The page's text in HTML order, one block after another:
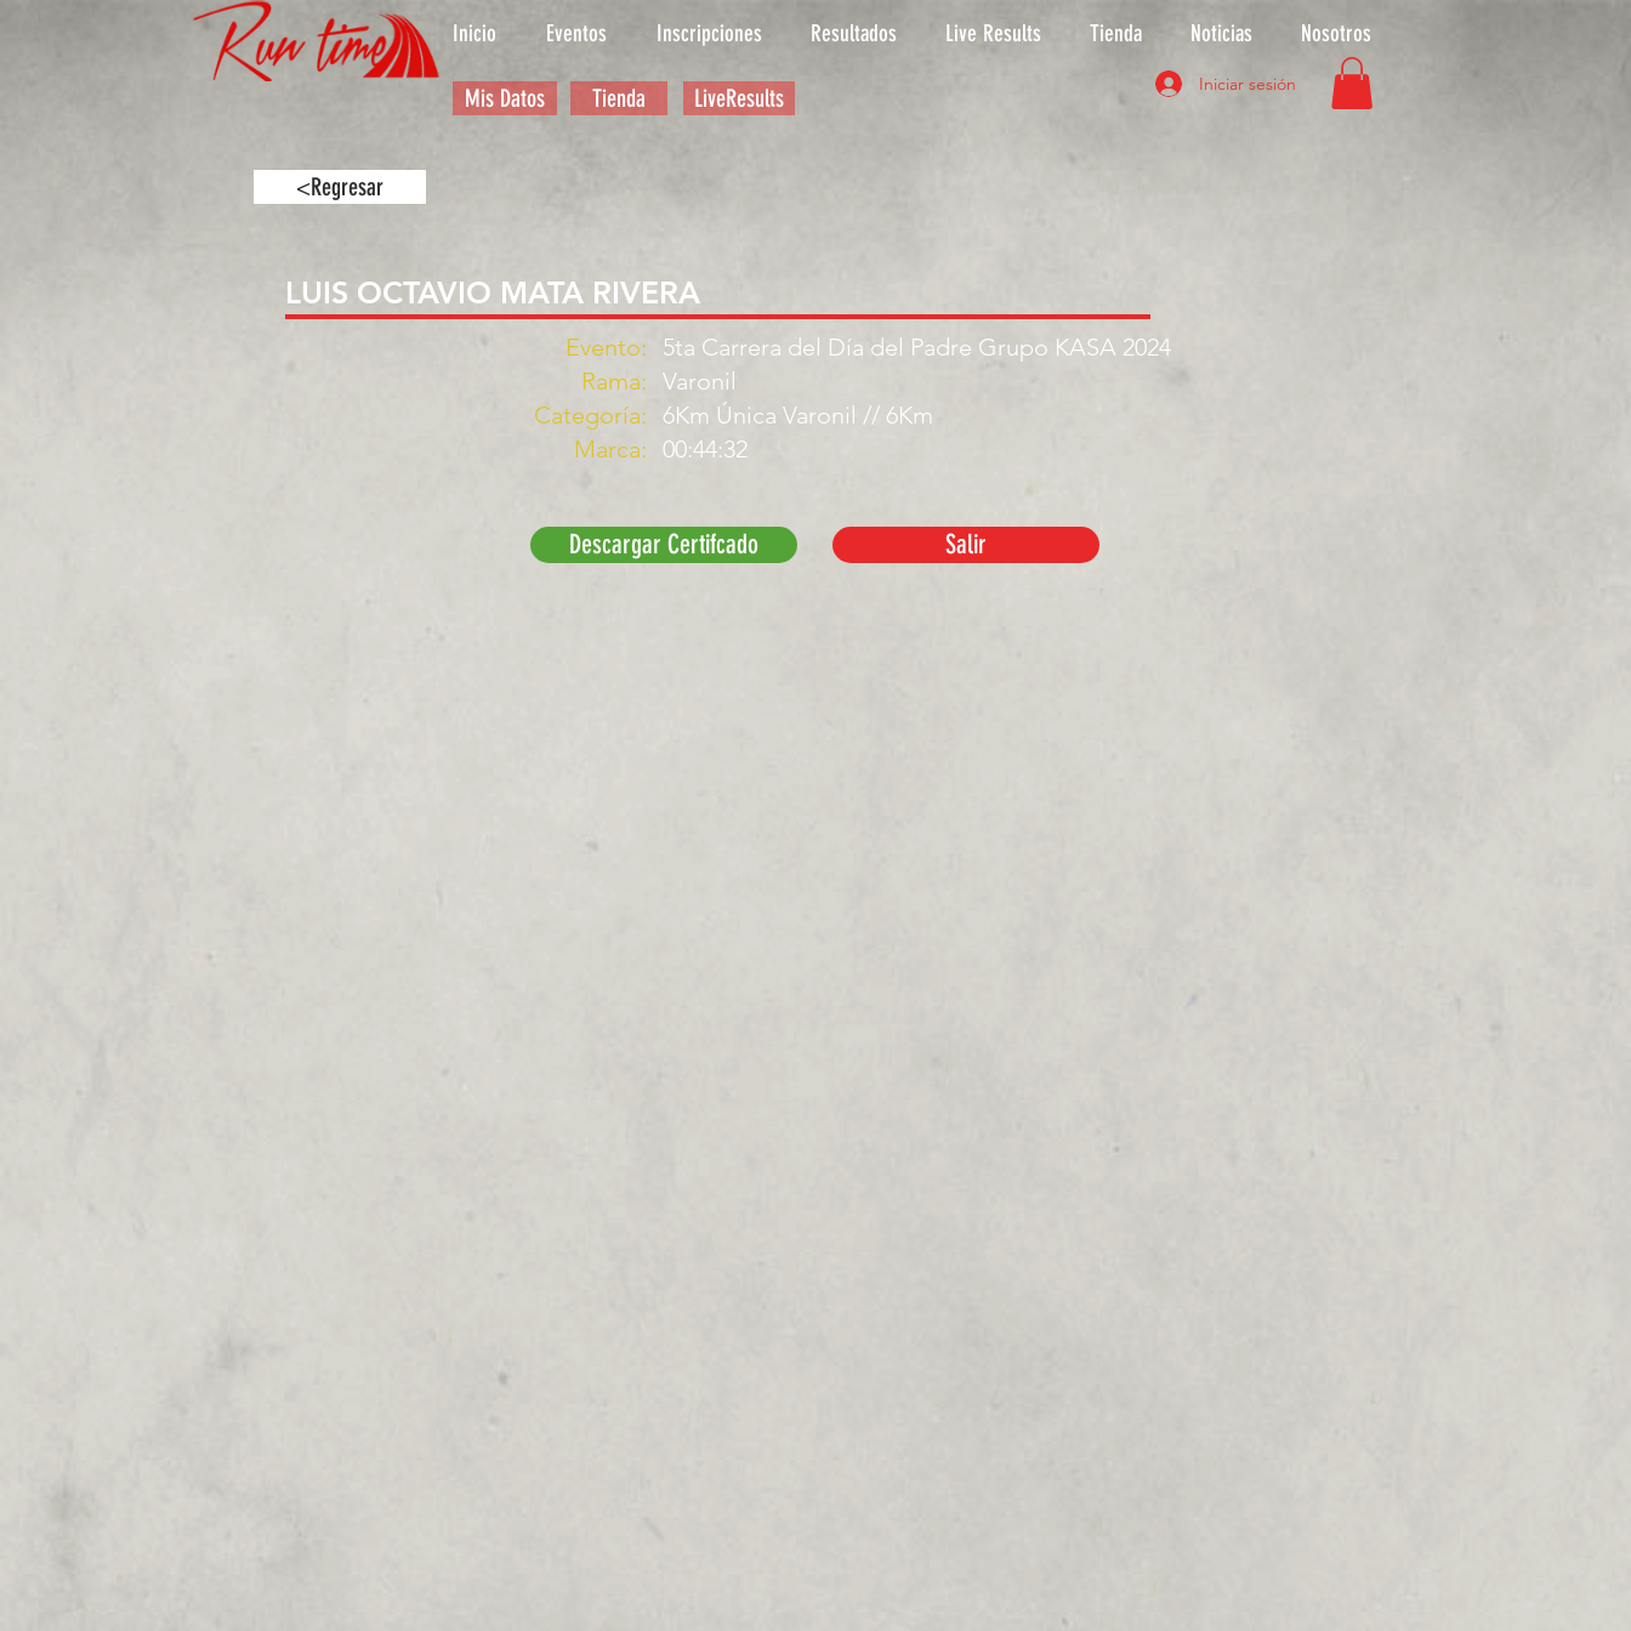
Inicio Eventos Inscripciones Resultados Live Results Tienda Noticias Nosotros
Iniciar sesión
Mis Datos Tienda LiveResults
<Regresar
LUIS OCTAVIO MATA RIVERA
Evento:
Rama:
Categoría:
Marca:
5ta Carrera del Día del Padre Grupo KASA 2024
Varonil
6Km Única Varonil // 6Km
00:44:32
Descargar Certifcado Salir